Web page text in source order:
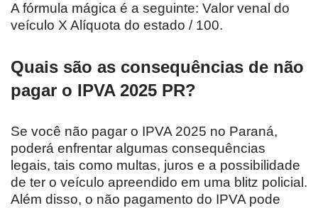
A fórmula mágica é a seguinte: Valor venal do
veículo X Alíquota do estado / 100.
Quais são as consequências de não
pagar o IPVA 2025 PR?
Se você não pagar o IPVA 2025 no Paraná,
poderá enfrentar algumas consequências
legais, tais como multas, juros e a possibilidade
de ter o veículo apreendido em uma blitz policial.
Além disso, o não pagamento do IPVA pode